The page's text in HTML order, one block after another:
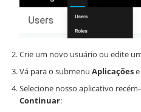
Crie um novo usuário ou edite
Vá para o submenu Aplicações
Selecione nosso aplicativo
Continuar: